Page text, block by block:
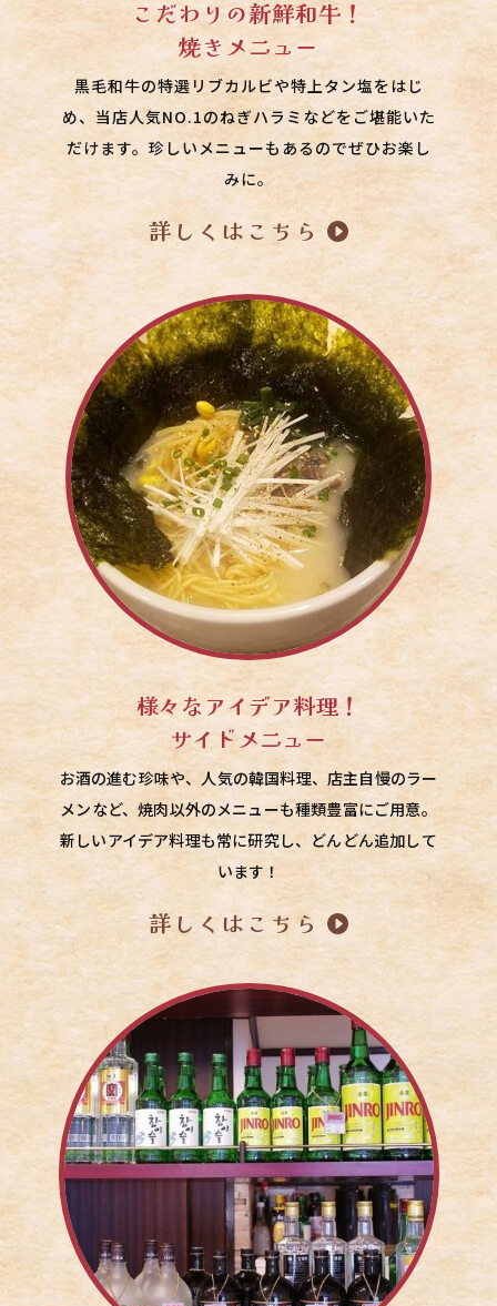
こだわりの新鮮和牛！
焼きメニュー
黒毛和牛の特選リブカルビや特上タン塩をはじ
め、当店人気NO.1のねぎハラミなどをご堪能いた
だけます。珍しいメニューもあるのでぜひお楽し
みに。
詳しくはこちら
様々なアイデア料理！
サイドメニュー
お酒の進む珍味や、人気の韓国料理、 店主自慢のラー
メンなど、焼肉以外のメニューも種類豊富にご用意。
新しいアイデア料理も常に研究し、どんどん追加して
います！
詳しくはこちら